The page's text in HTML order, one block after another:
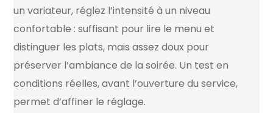
un variateur, réglez l’intensité à un niveau
confortable : suffisant pour lire le menu et
distinguer les plats, mais assez doux pour
préserver l’ambiance de la soirée. Un test en
conditions réelles, avant l’ouverture du service,
permet d’affiner le réglage.